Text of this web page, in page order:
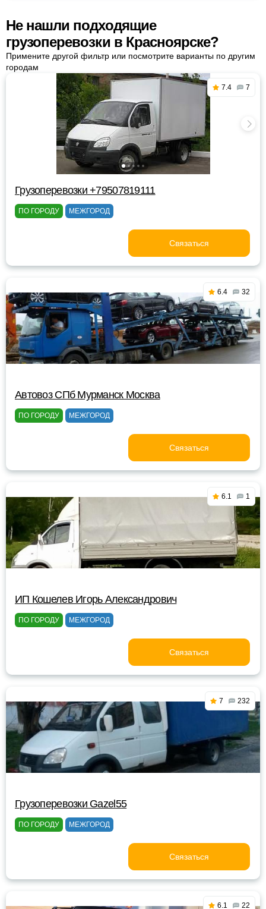
Не нашли подходящие
грузоперевозки в Красноярске?
Примените другой фильтр или посмотрите варианты по другим
городам
7.4 7
Грузоперевозки +79507819111
ПО ГОРОДУ МЕЖГОРОД
Связаться
6.4 32
Автовоз СПб Мурманск Москва
ПО ГОРОДУ МЕЖГОРОД
Связаться
6.1 1
ИП Кошелев Игорь Александрович
ПО ГОРОДУ МЕЖГОРОД
Связаться
7 232
Грузоперевозки Gazel55
ПО ГОРОДУ МЕЖГОРОД
Связаться
6.1 22